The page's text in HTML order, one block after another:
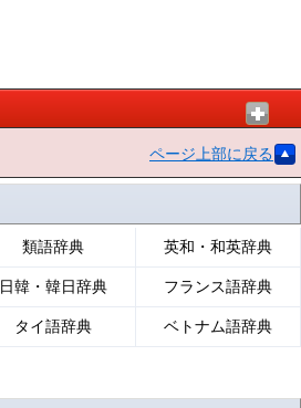
ページ上部に戻る
類語辞典 英和・和英辞典
日韓・韓日辞典 フランス語辞典
タイ語辞典 ベトナム語辞典